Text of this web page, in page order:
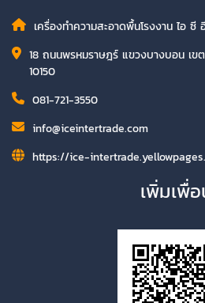
เครื่องทำความสะอาดพื้นโรงงาน ไอ ซี
18 ถนนพรหมราษฎร์ แขวงบางบอน เข
10150
081-721-3550
info@iceintertrade.com
https://ice-
เพิ่มเพื่